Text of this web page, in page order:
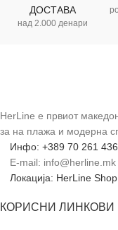
ДОСТАВА
над 2.000 денари
HerLine е првиот
за на плажа и модерна
Инфо: +389 70 261 436
E-mail: info@herline.mk
Локација: HerLine
КОРИСНИ ЛИНКОВИ